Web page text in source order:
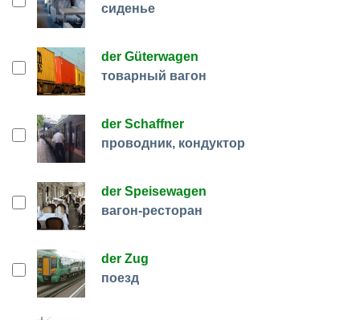
сиденье
der Güterwagen
товарный вагон
der Schaffner
проводник, кондуктор
der Speisewagen
вагон-ресторан
der Zug
поезд